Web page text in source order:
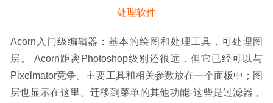
Acorn入门级编辑器：基本的绘图和处理工具，可处理图
层。 Acorn距离Photoshop级别还很远，但它已经可以与
Pixelmator竞争。主要工具和相关参数放在一个面板中；图
层也显示在这里。迁移到菜单的其他功能-这些是过滤器，